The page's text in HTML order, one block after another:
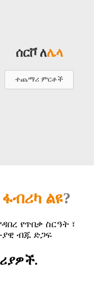
ሰርቮ ለሌላ
ተጨማሪ ምርቶች
ልዩ?
የጥበቃ ስርዓት ፣
ብጁ ድጋፍ